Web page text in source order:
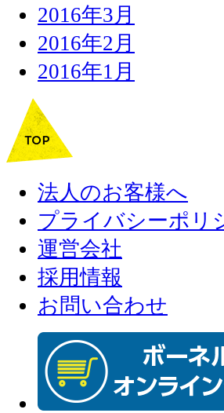
2016年3月
2016年2月
2016年1月
法人のお客様へ
プライバシーポリ
運営会社
採用情報
お問い合わせ